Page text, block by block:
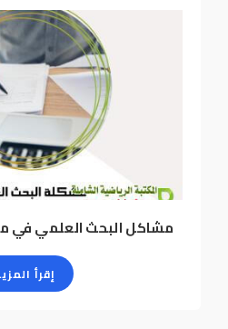
مشاكل البحث العلمي في
إقرأ